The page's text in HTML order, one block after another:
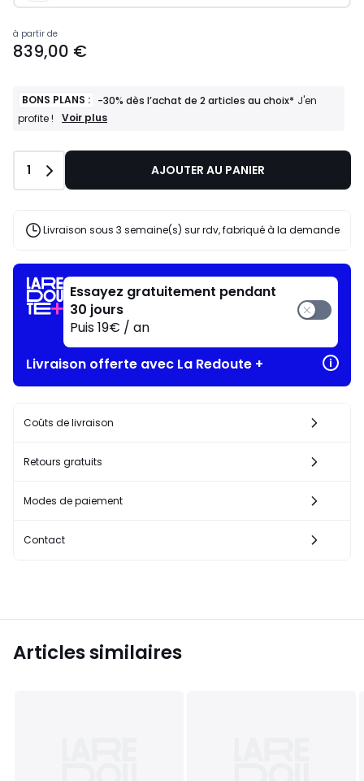
à partir de
839,00 €
BONS PLANS : -30% dès l’achat de 2 articles au choix* J'en
profite !
BONS
-30%
l’achat
articles
profite
!
Voir plus
Quantité
1 AJOUTER AU PANIER
Livraison sous 3 semaine(s) sur rdv, fabriqué à la demande
Essayez gratuitement pendant
30 jours
Puis 19€ / an
Livraison offerte avec La Redoute +
Coûts de livraison
Retours gratuits
Modes de paiement
Contact
Articles similaires